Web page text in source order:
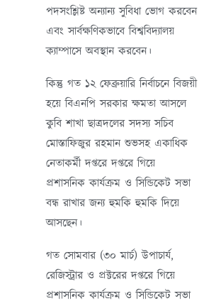
পদসংশ্লিষ্ট অন্যান্য সুবিধা ভোগ করবেন
এবং সার্বক্ষণিকভাবে বিশ্ববিদ্যালয়
ক্যাম্পাসে অবস্থান করবেন।
কিন্তু গত ১২ ফেব্রুয়ারি নির্বাচনে বিজয়ী
হয়ে বিএনপি সরকার ক্ষমতা আসলে
কুবি শাখা ছাত্রদলের সদস্য সচিব
মোস্তাফিজুর রহমান শুভসহ একাধিক
নেতাকর্মী দপ্তরে দপ্তরে গিয়ে
প্রশাসনিক কার্যক্রম ও সিন্ডিকেট সভা
বন্ধ রাখার জন্য হুমকি হুমকি দিয়ে
আসছেন।
গত সোমবার (৩০ মার্চ) উপাচার্য,
রেজিস্ট্রার ও প্রক্টরের দপ্তরে গিয়ে
প্রশাসনিক কার্যক্রম ও সিন্ডিকেট সভা